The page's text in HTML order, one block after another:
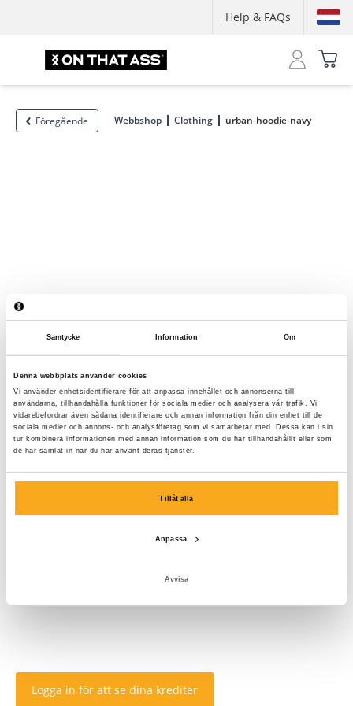
Samtycke Information Om
Denna webbplats använder cookies
Vi använder enhetsidentifierare för att anpassa innehållet och annonserna till
användarna, tillhandahålla funktioner för sociala medier och analysera vår trafik. Vi
vidarebefordrar även sådana identifierare och annan information från din enhet till de
sociala medier och annons- och analysföretag som vi samarbetar med. Dessa kan i sin
tur kombinera informationen med annan information som du har tillhandahållit eller som
de har samlat in när du har använt deras tjänster.
Tillåt alla
Anpassa
Avvisa
Help & FAQs
Föregående Webbshop Clothing urban-hoodie-navy
Logga in för att se dina krediter